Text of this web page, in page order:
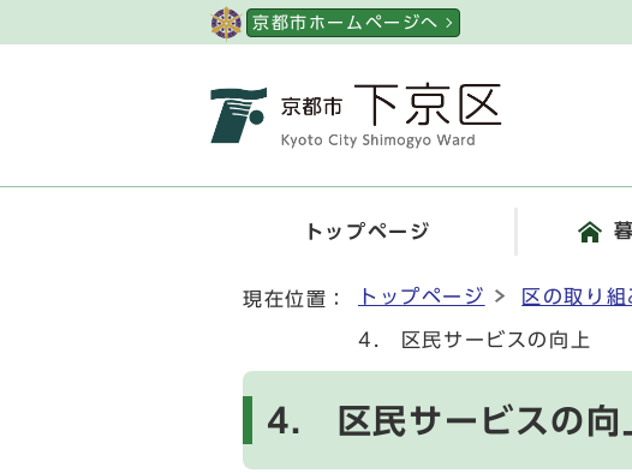
京都市ホームページへ
トップページ
現在位置： トップページ 区の取り組
4. 区民サービスの向上
4. 区民サービスの向